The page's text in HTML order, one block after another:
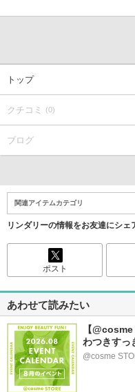
トップ
クチコミ (0)
ブログ
関連アイテムカテゴリ
リンダリーの情報をお友達にシェ
ポスト
あわせて読みたい
【
わつきすっ
@cosme